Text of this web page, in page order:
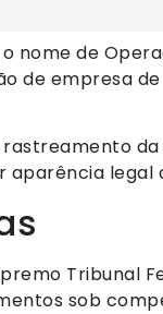
de
de empresa
rastreamento
legal
Tribunal
sob